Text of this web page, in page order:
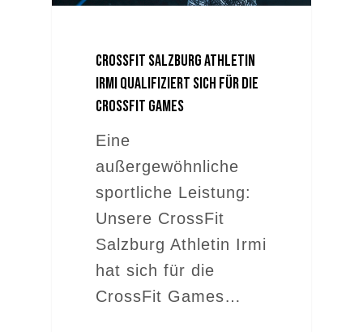
CrossFit Salzburg Athletin
Irmi qualifiziert sich für die
CrossFit Games
Eine
außergewöhnliche
sportliche Leistung:
Unsere CrossFit
Salzburg Athletin Irmi
hat sich für die
CrossFit Games…